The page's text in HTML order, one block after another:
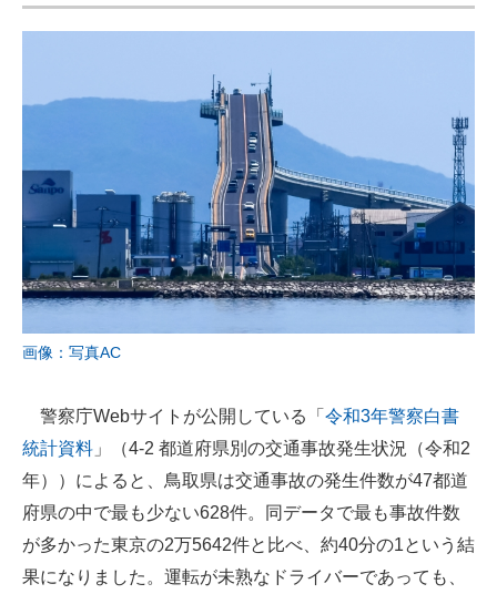
画像：写真AC
警察庁Webサイトが公開している「 令和3年警察白書
統計資料 」（4-2 都道府県別の交通事故発生状況（令和2
年））によると、鳥取県は交通事故の発生件数が47都道
府県の中で最も少ない628件。同データで最も事故件数
が多かった東京の2万5642件と比べ、約40分の1という結
果になりました。運転が未熟なドライバーであっても、